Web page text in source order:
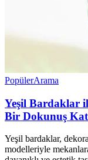
PopülerArama
Yeşil Bardaklar
Bir Dokunuş
Yeşil bardaklar,
modelleriyle